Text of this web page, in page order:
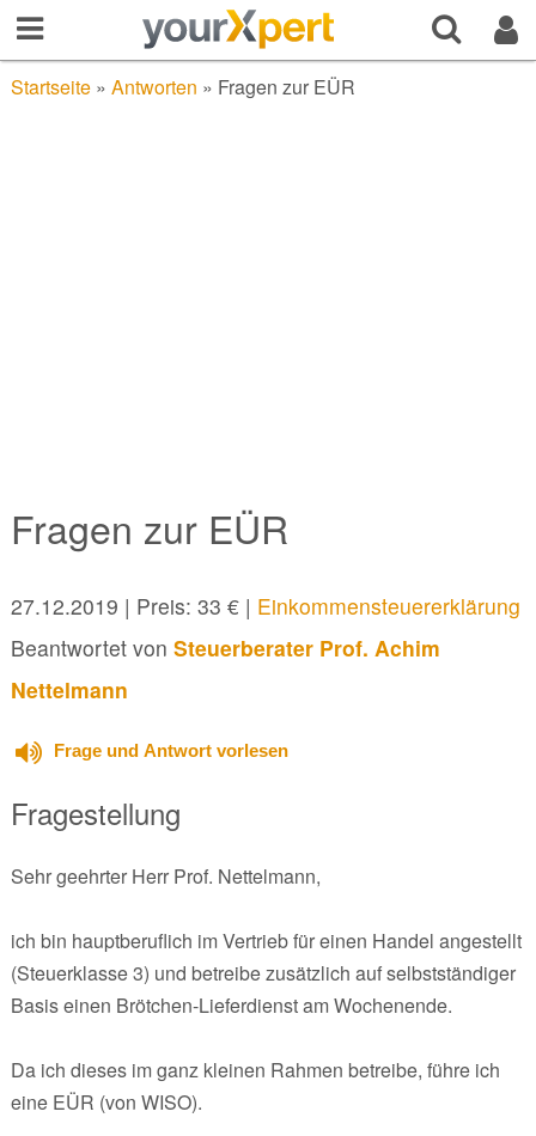
Startseite» Antworten » Fragen zur EÜR
Fragen zur EÜR
27.12.2019 | Preis: 33 € | Einkommensteuererklärung
Beantwortet von Steuerberater Prof. Achim
Nettelmann
Frage und Antwort vorlesen
Fragestellung
Sehr geehrter Herr Prof. Nettelmann,
ich bin hauptberuflich im Vertrieb für einen Handel angestellt
(Steuerklasse 3) und betreibe zusätzlich auf selbstständiger
Basis einen Brötchen-Lieferdienst am Wochenende.
Da ich dieses im ganz kleinen Rahmen betreibe, führe ich
eine EÜR (von WISO).